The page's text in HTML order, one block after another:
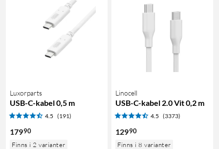
Luxorparts
USB-C-kabel 0,5 m
4.5 (191)
17990
Finns i 2 varianter
Linocell
USB-C-kabel 2.0 Vit 0,2 m
4.5 (3373)
12990
Finns i 8 varianter